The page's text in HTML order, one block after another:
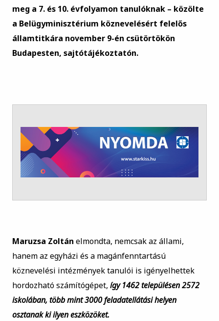
meg a 7. és 10. évfolyamon tanulóknak – közölte
a Belügyminisztérium köznevelésért felelős
államtitkára november 9-én csütörtökön
Budapesten, sajtótájékoztatón.
Maruzsa Zoltán elmondta, nemcsak az állami,
hanem az egyházi és a magánfenntartású
köznevelési intézmények tanulói is igényelhettek
hordozható számítógépet, így 1462 településen 2572
iskolában, több mint 3000 feladatellátási helyen
osztanak ki ilyen eszközöket.